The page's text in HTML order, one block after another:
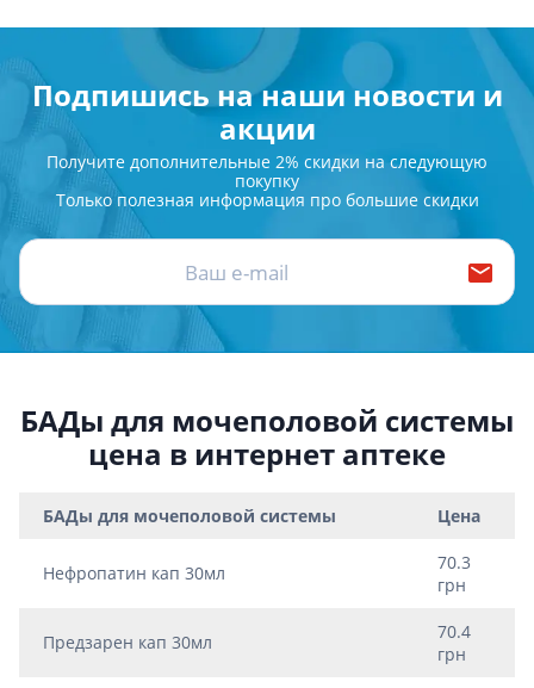
Подпишись на наши новости и
акции
Получите дополнительные 2% скидки на следующую
покупку
Только полезная информация про большие скидки
БАДы для мочеполовой системы
цена в интернет аптеке
БАДы для мочеполовой системы Цена
Нефропатин кап 30мл
70.3
грн
Предзарен кап 30мл
70.4
грн